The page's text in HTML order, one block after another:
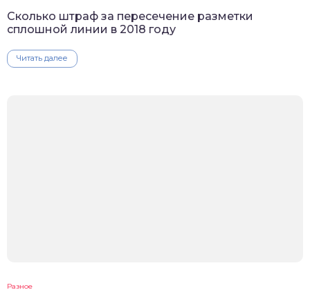
Сколько штраф за пересечение разметки
сплошной линии в 2018 году
Читать далее
Разное